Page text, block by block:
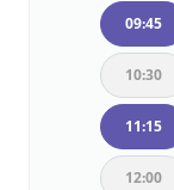
09:45
10:30
11:15
12:00